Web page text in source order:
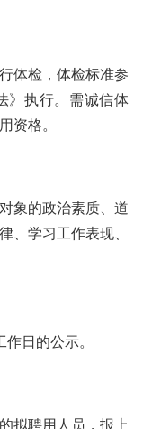
体检，体检标准参
》执行。需诚信体
资格。
象的政治素质、道
、学习工作表现、
日的公示。
拟聘用人员，报上